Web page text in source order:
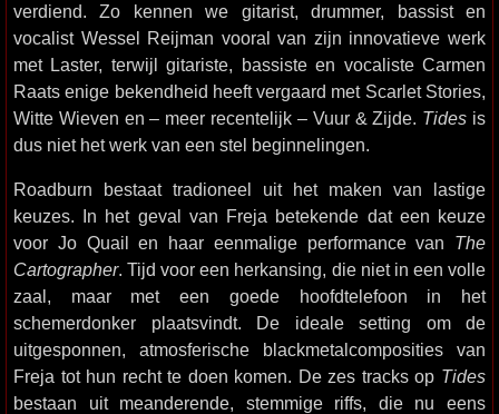
verdiend. Zo kennen we gitarist, drummer, bassist en
vocalist Wessel Reijman vooral van zijn innovatieve werk
met Laster, terwijl gitariste, bassiste en vocaliste Carmen
Raats enige bekendheid heeft vergaard met Scarlet Stories,
Witte Wieven en – meer recentelijk – Vuur & Zijde. Tides is
dus niet het werk van een stel beginnelingen.
Roadburn bestaat tradioneel uit het maken van lastige
keuzes. In het geval van Freja betekende dat een keuze
voor Jo Quail en haar eenmalige performance van The
Cartographer. Tijd voor een herkansing, die niet in een volle
zaal, maar met een goede hoofdtelefoon in het
schemerdonker plaatsvindt. De ideale setting om de
uitgesponnen, atmosferische blackmetalcomposities van
Freja tot hun recht te doen komen. De zes tracks op Tides
bestaan uit meanderende, stemmige riffs, die nu eens